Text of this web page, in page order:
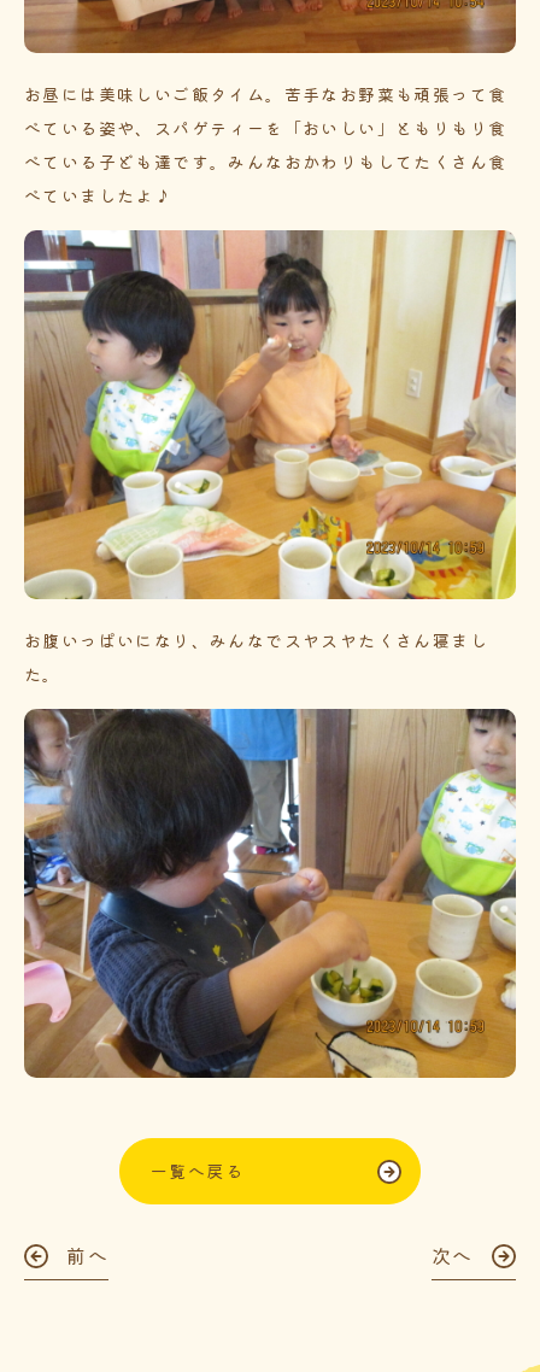
お昼には美味しいご飯タイム。苦手なお野菜も頑張って食
べている姿や、スパゲティーを「おいしい」ともりもり食
べている子ども達です。みんなおかわりもしてたくさん食
べていましたよ♪
お腹いっぱいになり、みんなでスヤスヤたくさん寝まし
た。
一覧へ戻る
前へ 次へ